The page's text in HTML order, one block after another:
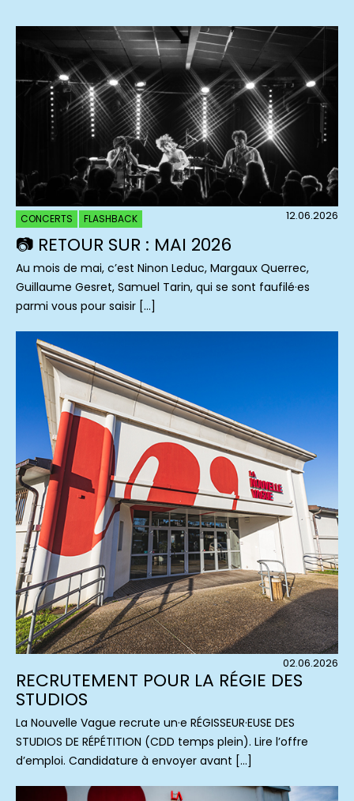
CONCERTS FLASHBACK 12.06.2026
📷 RETOUR SUR : MAI 2026
Au mois de mai, c’est Ninon Leduc, Margaux Querrec,
Guillaume Gesret, Samuel Tarin, qui se sont faufilé·es
parmi vous pour saisir […]
02.06.2026
RECRUTEMENT POUR LA RÉGIE DES
STUDIOS
La Nouvelle Vague recrute un·e RÉGISSEUR·EUSE DES
STUDIOS DE RÉPÉTITION (CDD temps plein). Lire l’offre
d’emploi. Candidature à envoyer avant […]